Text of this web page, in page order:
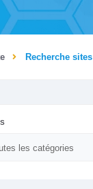
Recherche sites
les catégories